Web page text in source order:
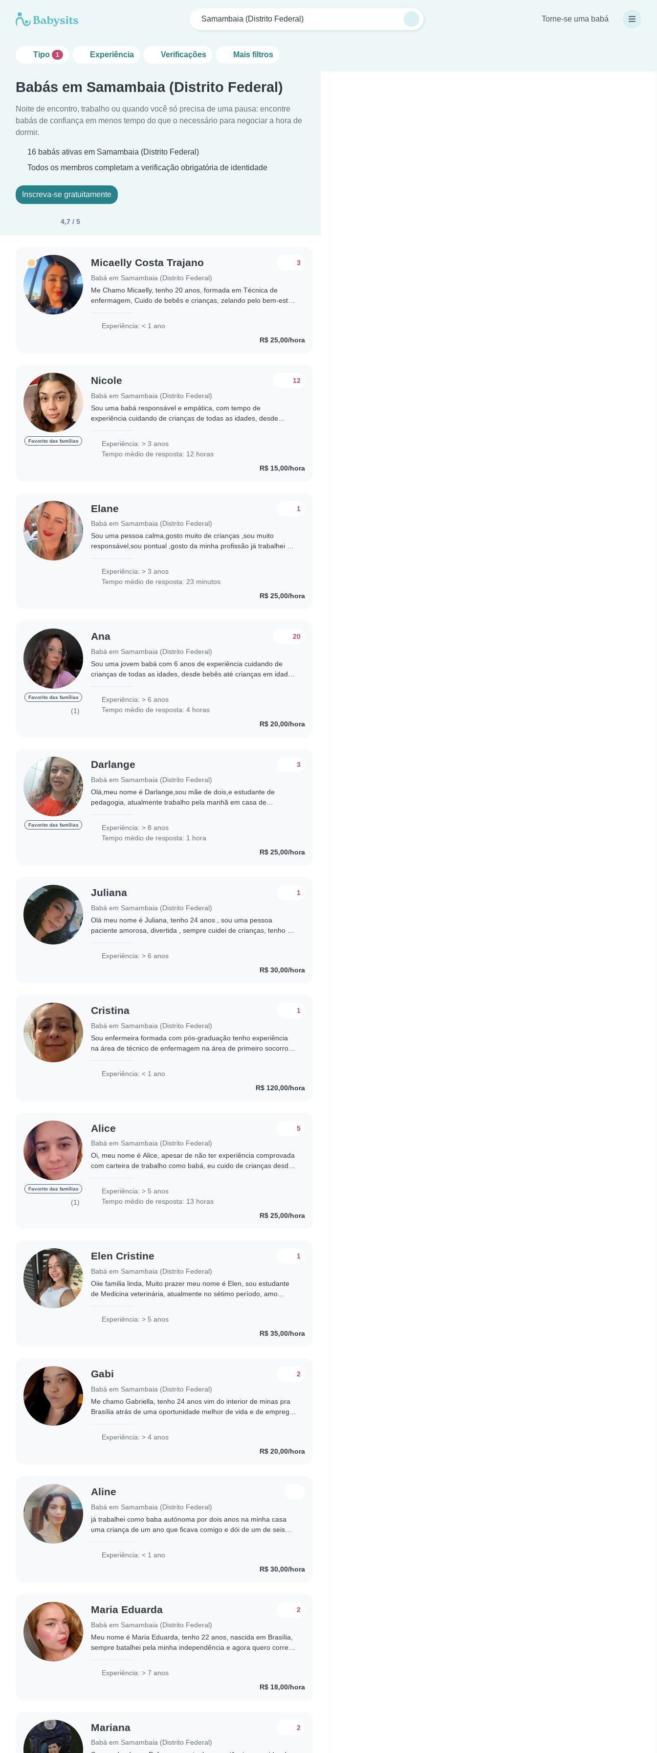
Samambaia (Distrito Federal) Torne-se uma babá
Tipo 1 Experiência Verificações Mais filtros
Babás em Samambaia (Distrito Federal)
Noite de encontro, trabalho ou quando você só precisa de uma pausa: encontre
babás de confiança em menos tempo do que o necessário para negociar a hora de
dormir.
16 babás ativas em Samambaia (Distrito Federal)
Todos os membros completam a verificação obrigatória de identidade
Inscreva-se gratuitamente
4,7 / 5
Micaelly Costa Trajano
Babá em Samambaia (Distrito Federal)
3
Me Chamo Micaelly, tenho 20 anos, formada em Técnica de
enfermagem, Cuido de bebês e crianças, zelando pelo bem-estar,
Experiência: < 1 ano
R$ 25,00/hora
Favorito das famílias
Nicole
Babá em Samambaia (Distrito Federal)
12
Sou uma babá responsável e empática, com tempo de
experiência cuidando de crianças de todas as idades, desde
Experiência: > 3 anos
Tempo médio de resposta: 12 horas
R$ 15,00/hora
Elane
Babá em Samambaia (Distrito Federal)
1
Sou uma pessoa calma,gosto muito de crianças ,sou muito
responsável,sou pontual ,gosto da minha profissão já trabalhei em
Experiência: > 3 anos
Tempo médio de resposta: 23 minutos
R$ 25,00/hora
Favorito das famílias
(1)
Ana
Babá em Samambaia (Distrito Federal)
20
Sou uma jovem babá com 6 anos de experiência cuidando de
crianças de todas as idades, desde bebês até crianças em idade
Experiência: > 6 anos
Tempo médio de resposta: 4 horas
R$ 20,00/hora
Favorito das famílias
Darlange
Babá em Samambaia (Distrito Federal)
3
Olá,meu nome é Darlange,sou mãe de dois,e estudante de
pedagogia, atualmente trabalho pela manhã em casa de
Experiência: > 8 anos
Tempo médio de resposta: 1 hora
R$ 25,00/hora
Juliana
Babá em Samambaia (Distrito Federal)
1
Olá meu nome é Juliana, tenho 24 anos , sou uma pessoa
paciente amorosa, divertida , sempre cuidei de crianças, tenho 8
Experiência: > 6 anos
R$ 30,00/hora
Cristina
Babá em Samambaia (Distrito Federal)
1
Sou enfermeira formada com pós-graduação tenho experiência
na área de técnico de enfermagem na área de primeiro socorros
Experiência: < 1 ano
R$ 120,00/hora
Favorito das famílias
(1)
Alice
Babá em Samambaia (Distrito Federal)
5
Oi, meu nome é Alice, apesar de não ter experiência comprovada
com carteira de trabalho como babá, eu cuido de crianças desde
Experiência: > 5 anos
Tempo médio de resposta: 13 horas
R$ 25,00/hora
Elen Cristine
Babá em Samambaia (Distrito Federal)
1
Oiie familia linda, Muito prazer meu nome é Elen, sou estudante
de Medicina veterinária, atualmente no sétimo período, amo
Experiência: > 5 anos
R$ 35,00/hora
Gabi
Babá em Samambaia (Distrito Federal)
2
Me chamo Gabriella, tenho 24 anos vim do interior de minas pra
Brasília atrás de uma oportunidade melhor de vida e de emprego,
Experiência: > 4 anos
R$ 20,00/hora
Aline
Babá em Samambaia (Distrito Federal)
já trabalhei como baba autónoma por dois anos na minha casa
uma criança de um ano que ficava comigo e dói de um de seis
Experiência: < 1 ano
R$ 30,00/hora
Maria Eduarda
Babá em Samambaia (Distrito Federal)
2
Meu nome é Maria Eduarda, tenho 22 anos, nascida em Brasília,
sempre batalhei pela minha independência e agora quero correr
Experiência: > 7 anos
R$ 18,00/hora
Mariana
Babá em Samambaia (Distrito Federal)
2